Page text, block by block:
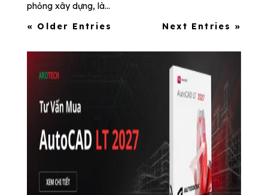
phỏng xây dựng, là...
« Older Entries
Next Entries »